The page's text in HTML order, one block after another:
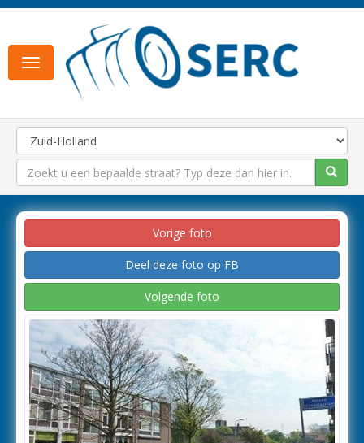
Toggle
navigation
Vorige foto
Deel deze foto op FB
Volgende foto